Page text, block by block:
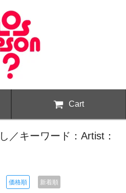
Cart
／キーワード：Artist：
価格順 新着順